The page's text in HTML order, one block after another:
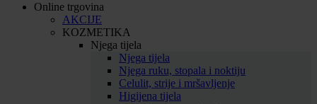
Online trgovina
AKCIJE
KOZMETIKA
Njega tijela
Njega tijela
Njega ruku, stopala i noktiju
Celulit, strije i mršavljenje
Higijena tijela